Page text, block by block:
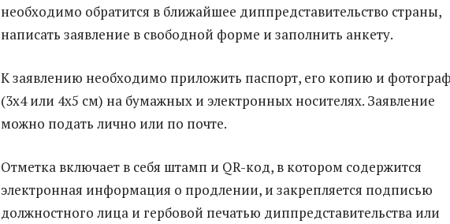
необходимо обратится в ближайшее диппредставительство страны,
написать заявление в свободной форме и заполнить анкету.
К заявлению необходимо приложить паспорт, его копию и
(3х4 или 4х5 см) на бумажных и электронных носителях. Заявление
можно подать лично или по почте.
Отметка включает в себя штамп и QR-код, в котором содержится
электронная информация о продлении, и закрепляется подписью
должностного лица и гербовой печатью диппредставительства или